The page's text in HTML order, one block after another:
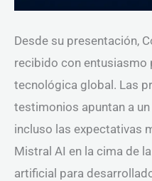
Desde su presentación,
recibido con entusiasmo
tecnológica global. Las
testimonios apuntan a
incluso las expectativas
Mistral AI en la cima de
artificial para